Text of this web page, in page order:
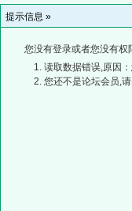
提示信息 »
您没有登录或者您没有权
读取数据错误,原因
您还不是论坛会员,